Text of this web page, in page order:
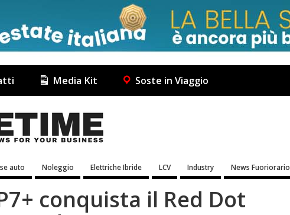
Media Kit Soste in Viaggio
auto Noleggio Elettriche Ibride LCV Industry News Fuoriorario
conquista il Red Dot